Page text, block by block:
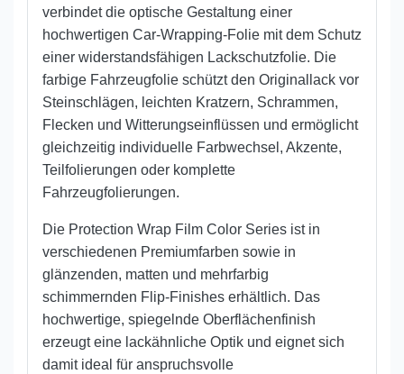
verbindet die optische Gestaltung einer
hochwertigen Car-Wrapping-Folie mit dem Schutz
einer widerstandsfähigen Lackschutzfolie. Die
farbige Fahrzeugfolie schützt den Originallack vor
Steinschlägen, leichten Kratzern, Schrammen,
Flecken und Witterungseinflüssen und ermöglicht
gleichzeitig individuelle Farbwechsel, Akzente,
Teilfolierungen oder komplette
Fahrzeugfolierungen.
Die Protection Wrap Film Color Series ist in
verschiedenen Premiumfarben sowie in
glänzenden, matten und mehrfarbig
schimmernden Flip-Finishes erhältlich. Das
hochwertige, spiegelnde Oberflächenfinish
erzeugt eine lackähnliche Optik und eignet sich
damit ideal für anspruchsvolle